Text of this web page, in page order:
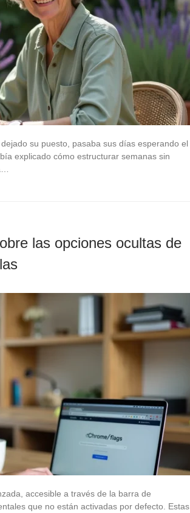
su puesto, pasaba sus días esperando el
explicado cómo estructurar semanas sin
las opciones ocultas de
accesible a través de la barra de
que no están activadas por defecto. Estas